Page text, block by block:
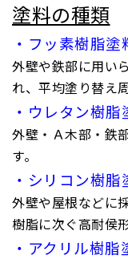
塗料の種類
・フッ素樹脂塗
外壁や鉄部に用い
れ、平均塗り替え
・ウレタン樹脂
外壁・Ａ木部・鉄
す。
・シリコン樹脂
外壁や屋根などに
樹脂に次ぐ高耐侯
・アクリル樹脂